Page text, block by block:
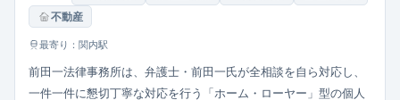
不動産
最寄り：関内駅
前田一法律事務所は、弁護士・前田一氏が全相談を自ら対応し、
一件一件に懇切丁寧な対応を行う「ホーム・ローヤー」型の個人